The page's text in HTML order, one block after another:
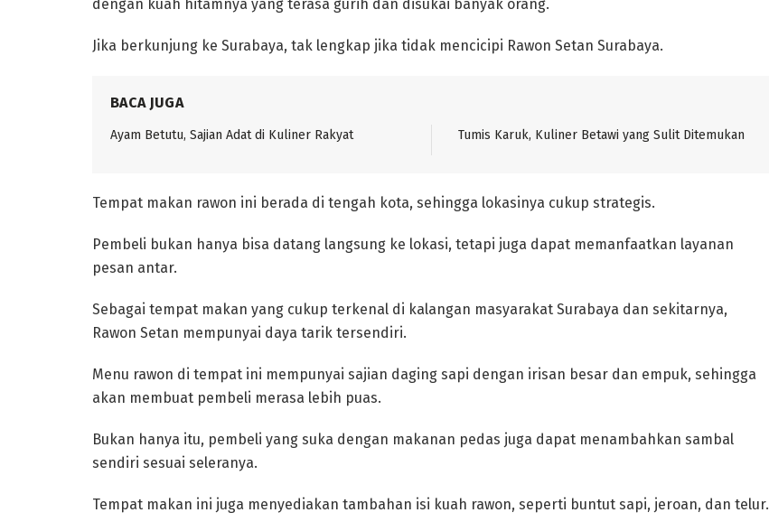
dengan kuah hitamnya yang terasa gurih dan disukai banyak orang.
Jika berkunjung ke Surabaya, tak lengkap jika tidak mencicipi Rawon Setan Surabaya.
BACA JUGA
‎Tempat makan rawon ini berada di tengah kota, sehingga lokasinya cukup strategis.
Pembeli bukan hanya bisa datang langsung ke lokasi, tetapi juga dapat memanfaatkan layanan
pesan antar.
‎Sebagai tempat makan yang cukup terkenal di kalangan masyarakat Surabaya dan sekitarnya,
Rawon Setan mempunyai daya tarik tersendiri.
‎Menu rawon di tempat ini mempunyai sajian daging sapi dengan irisan besar dan empuk, sehingga
akan membuat pembeli merasa lebih puas.
‎Bukan hanya itu, pembeli yang suka dengan makanan pedas juga dapat menambahkan sambal
sendiri sesuai seleranya.
Tempat makan ini juga menyediakan tambahan isi kuah rawon, seperti buntut sapi, jeroan, dan telur.